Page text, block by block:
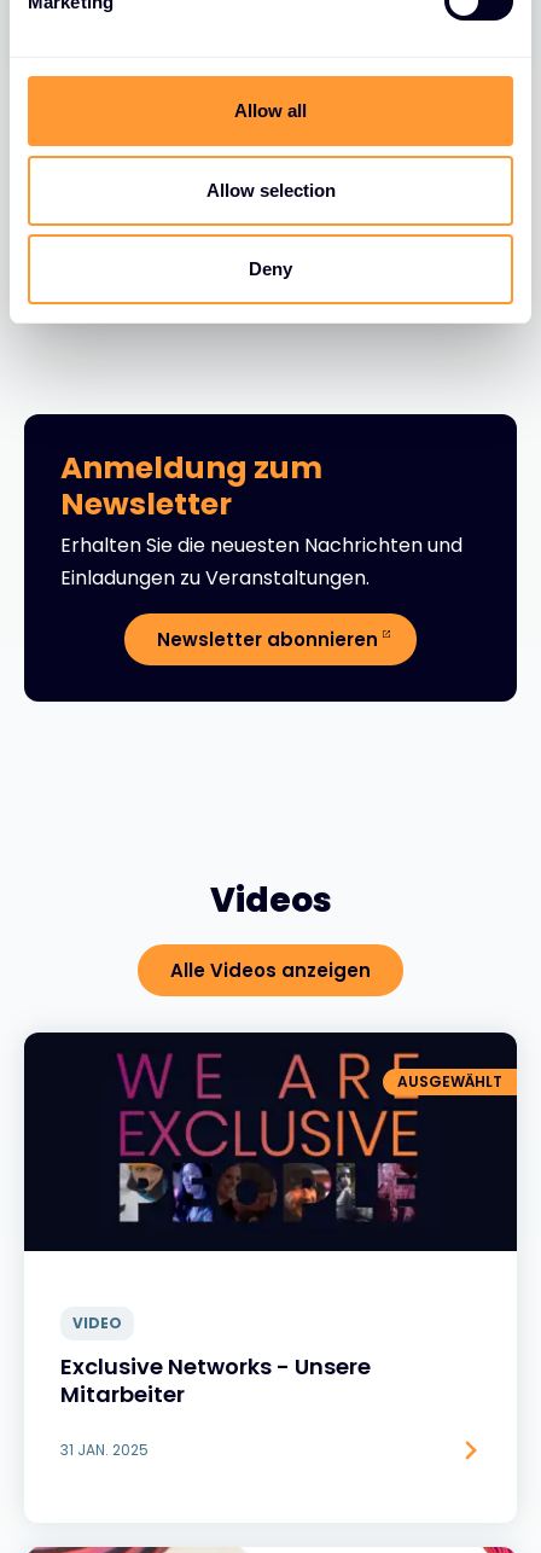
Allow all
Allow selection
Deny
BLOGS
FortiGate FortiLink VLAN Migration
Anmeldung zum
Newsletter
Erhalten Sie die neuesten Nachrichten und
Einladungen zu Veranstaltungen.
Newsletter abonnieren
Videos
Alle Videos anzeigen
AUSGEWÄHLT
VIDEO
Exclusive Networks - Unsere
Mitarbeiter
31 JAN. 2025